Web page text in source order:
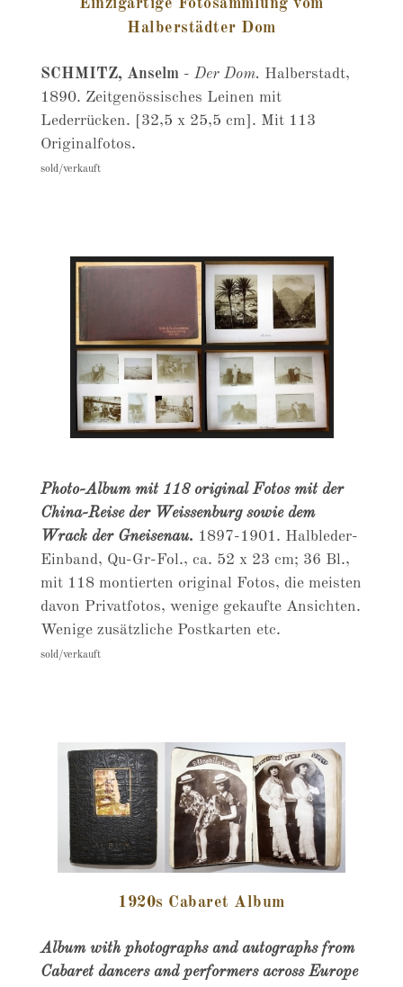
Einzigartige Fotosammlung vom
Halberstädter Dom
SCHMITZ, Anselm - Der Dom. Halberstadt,
1890. Zeitgenössisches Leinen mit
Lederrücken. [32,5 x 25,5 cm]. Mit 113
Originalfotos.
sold/verkauft
Photo-Album mit 118 original Fotos mit der
China-Reise der Weissenburg sowie dem
Wrack der Gneisenau. 1897-1901. Halbleder-
Einband, Qu-Gr-Fol., ca. 52 x 23 cm; 36 Bl.,
mit 118 montierten original Fotos, die meisten
davon Privatfotos, wenige gekaufte Ansichten.
Wenige zusätzliche Postkarten etc.
sold/verkauft
1920s Cabaret Album
Album with photographs and autographs from
Cabaret dancers and performers across Europe